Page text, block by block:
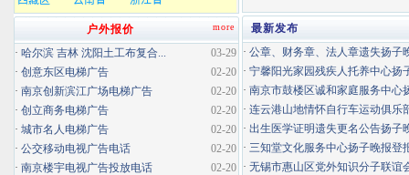
最新发布
· 公章、财务章、法人章遗失扬子
· 宁馨阳光家园残疾人托养中心扬
· 南京市鼓楼区诚和家庭服务中心
· 连云港山地情怀自行车运动俱乐
· 出生医学证明遗失更名公告扬子
· 三知堂文化服务中心扬子晚报登
· 无锡市惠山区党外知识分子联谊
more
户外报价
03-29
· 哈尔滨 吉林 沈阳土工布复合...
02-20
· 创意东区电梯广告
02-20
· 南京创新滨江广场电梯广告
02-20
· 创立商务电梯广告
02-20
· 城市名人电梯广告
02-20
· 公交移动电视广告电话
02-20
· 南京楼宇电视广告投放电话